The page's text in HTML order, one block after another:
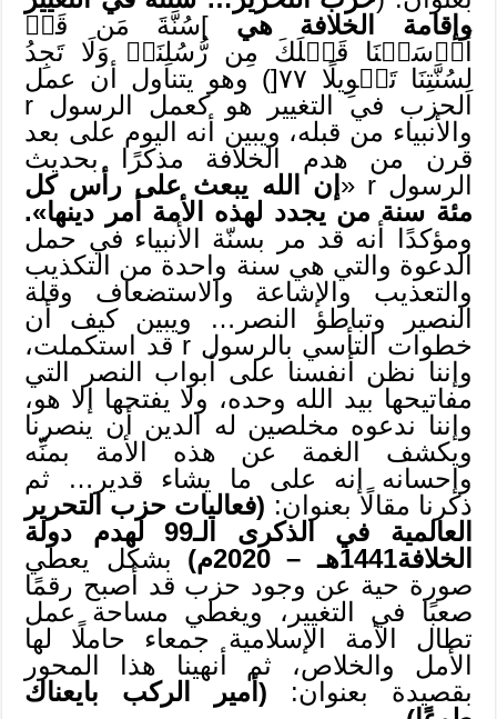
وإقامة الخلافة هي ]سُنَّةَ مَن قَدۡ
أَرۡسَلۡنَا قَبۡلَكَ مِن رُّسُلِنَاۖ وَلَا تَجِدُ
لِسُنَّتِنَا تَحۡوِيلًا ٧٧[) وهو يتناول أن عمل
الحزب في التغيير هو كعمل الرسول r
والأنبياء من قبله، ويبين أنه اليوم على بعد
قرن من هدم الخلافة مذكرًا بحديث
الرسول r «
إن الله يبعث على رأس كل
مئة سنة من يجدد لهذه الأمة أمر دينها».
ومؤكدًا أنه قد مر بسنّة الأنبياء في حمل
الدعوة والتي هي سنة واحدة من التكذيب
والتعذيب والإشاعة والاستضعاف وقلة
النصير وتباطؤ النصر… ويبين كيف أن
خطوات التأسي بالرسول r قد استكملت،
وإننا نظن أنفسنا على أبواب النصر التي
مفاتيحها بيد الله وحده، ولا يفتحها إلا هو،
وإننا ندعوه مخلصين له الدين أن ينصرنا
ويكشف الغمة عن هذه الأمة بمنِّه
وإحسانه إنه على ما يشاء قدير… ثم
ذكرنا مقالًا بعنوان: (فعاليات حزب التحرير
العالمية في الذكرى الـ99 لهدم دولة
الخلافة1441هـ – 2020م)
بشكل يعطي
صورة حية عن وجود حزب قد أصبح رقمًا
صعبًا في التغيير، ويغطي مساحة عمل
تطال الأمة الإسلامية جمعاء حاملًا لها
الأمل والخلاص، ثم أنهينا هذا المحور
بقصيدة بعنوان: (أمير الركب بايعناك